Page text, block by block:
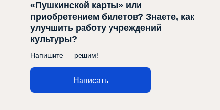
«Пушкинской карты» или
приобретением билетов? Знаете, как
улучшить работу учреждений
культуры?
Напишите — решим!
Написать